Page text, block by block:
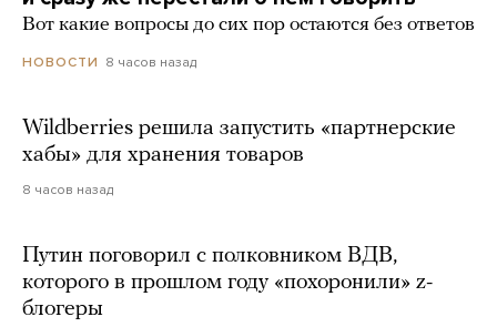
Вот какие вопросы до сих пор остаются без ответов
НОВОСТИ 8 часов назад
Wildberries решила запустить «партнерские
хабы» для хранения товаров
8 часов назад
Путин поговорил с полковником ВДВ,
которого в прошлом году «похоронили» z-
блогеры